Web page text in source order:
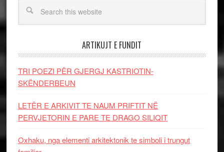
ARTIKUJT E FUNDIT
TRI POEZI PËR GJERGJ KASTRIOTIN-
SKËNDERBEUN
LETËR E ARKIVIT TE NAUM PRIFTIT NË
PERVJETORIN E PARE TE DRAGO SILIQIT
Oxhaku, nga elementi arkitektonik te simboli i trungut